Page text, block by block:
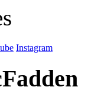
Instagram